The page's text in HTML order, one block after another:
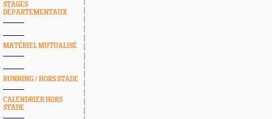
STAGES
DÉPARTEMENTAUX
MATÉRIEL MUTUALISÉ
RUNNING / HORS STADE
CALENDRIER HORS
STADE